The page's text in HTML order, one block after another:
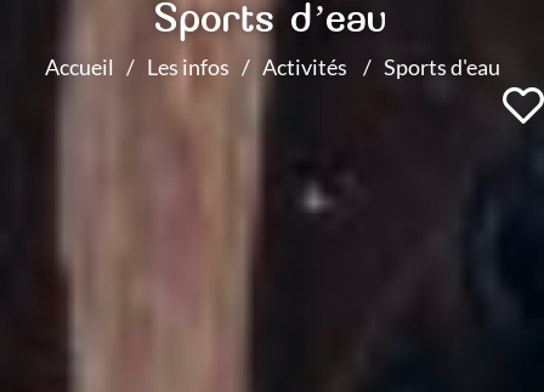
Sports d’eau
Accueil Les infos Activités Sports d'eau